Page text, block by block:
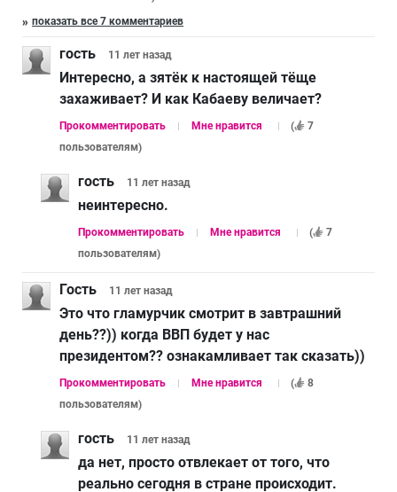
показать все 7 комментариев
гость 11 лет назад
Интересно, а зятёк к настоящей тёще
захаживает? И как Кабаеву величает?
Прокомментировать Мне нравится (
7
пользователям)
гость 11 лет назад
неинтересно.
Прокомментировать Мне нравится (
7
пользователям)
Гость 11 лет назад
Это что гламурчик смотрит в завтрашний
день??)) когда ВВП будет у нас
президентом?? ознакамливает так сказать))
Прокомментировать Мне нравится (
8
пользователям)
гость 11 лет назад
да нет, просто отвлекает от того, что
реально сегодня в стране происходит.